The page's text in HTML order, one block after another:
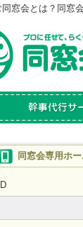
窓会とは？ 同窓
同窓会専用ホ
ID